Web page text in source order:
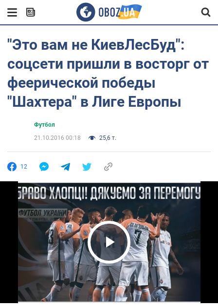
"Это вам не КиевЛесБуд":
соцсети пришли в восторг от
феерической победы
"Шахтера" в Лиге Европы
Футбол
21.10.2016 00:18
25,6 т.
12
Play Video